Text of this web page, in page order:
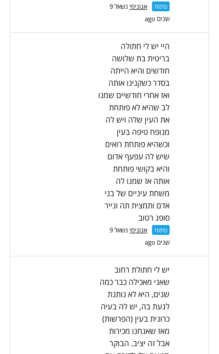
פתוח אנונימי
נשאל 9
שנים ago
היי יש לי חתולה
בריטית בת שלושה
חודשים והיא הייתה
בסדר כשקנינו אותה
ואז אחרי חודשיים שמנו
לב שהיא לא פותחת
את העין שלה ויש לה
מנופח טיפה בעין
וכשהיא פותחת רואים
שיש לה עפעף אדום
והיא בקושי פותחת
אותה אז שמנו לה
משחת עיניים של בני
אדם ותמצית תה ונייר
סופג רטוב
פתוח אנונימי
נשאל 9
שנים ago
יש לי חתולת רחוב
שאני מאכילה כבר כמה
שנים, היא לא נותנת
לגעת בה, יש לה בעיה
כרונית בעין (הפרשות)
מאז שאנחנו מכירות
אבל זה יציב. הבוקר